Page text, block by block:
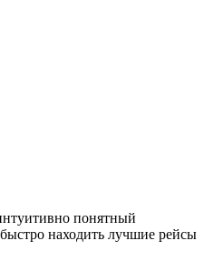
понятный
находить лучшие рейсы